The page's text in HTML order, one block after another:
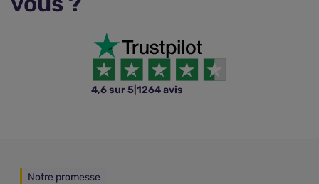
4,6 sur 5 1264 avis
Notre promesse